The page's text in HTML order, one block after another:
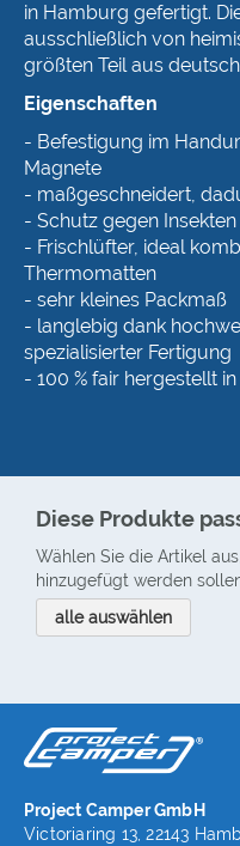
in Hamburg gefertigt.
ausschließlich von
größten Teil aus
Eigenschaften
- Befestigung im
Magnete
- maßgeschneidert,
- Schutz gegen Insekten
- Frischlüfter, ideal
Thermomatten
- sehr kleines Packmaß
- langlebig dank
spezialisierter Fertigung
- 100 % fair hergestellt
Diese Produkte
Wählen Sie die Artikel
hinzugefügt werden
alle auswählen
Project Camper GmbH
Victoriaring 13, 22143